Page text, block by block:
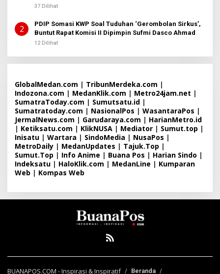
37 Dilihat
2
PDIP Somasi KWP Soal Tuduhan ‘Gerombolan Sirkus’,
Buntut Rapat Komisi II Dipimpin Sufmi Dasco Ahmad
12 Dilihat
GlobalMedan.com | TribunMerdeka.com |
Indozona.com | MedanKlik.com | Metro24jam.net |
SumatraToday.com | Sumutsatu.id |
Sumatratoday.com | NasionalPos | WasantaraPos |
JermalNews.com | Garudaraya.com | HarianMetro.id
| Ketiksatu.com | KlikNUSA | Mediator | Sumut.top |
Inisatu | Wartara | SindoMedia | NusaPos |
MetroDaily | MedanUpdates | Tajuk.Top |
Sumut.Top | Info Anime | Buana Pos | Harian Sindo |
Indeksatu | HaloKlik.com | MedanLine | Kumparan
Web | Kompas Web
BUANAPOS.COM - Inspirasi & Inspiratif Beranda